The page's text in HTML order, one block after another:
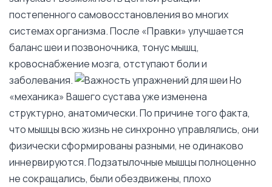
постепенного самовосстановления во многих
системах организма. После «Правки» улучшается
баланс шеи и позвоночника, тонус мышц,
кровоснабжение мозга, отступают боли и
заболевания.
Но
«механика» Вашего сустава уже изменена
структурно, анатомически. По причине того факта,
что мышцы всю жизнь не синхронно управлялись, они
физически сформированы разными, не одинаково
иннервируются. Подзатылочные мышцы полноценно
не сокращались, были обездвижены, плохо